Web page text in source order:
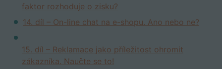
faktor rozhoduje o zisku?
14. díl – On-line chat na e-shopu. Ano nebo ne?
15. díl – Reklamace jako příležitost ohromit
zákazníka. Naučte se to!